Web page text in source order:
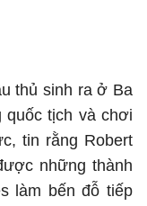
thủ sinh ra ở Ba
quốc tịch và chơi
tin rằng Robert
những thành
làm bến đỗ tiếp